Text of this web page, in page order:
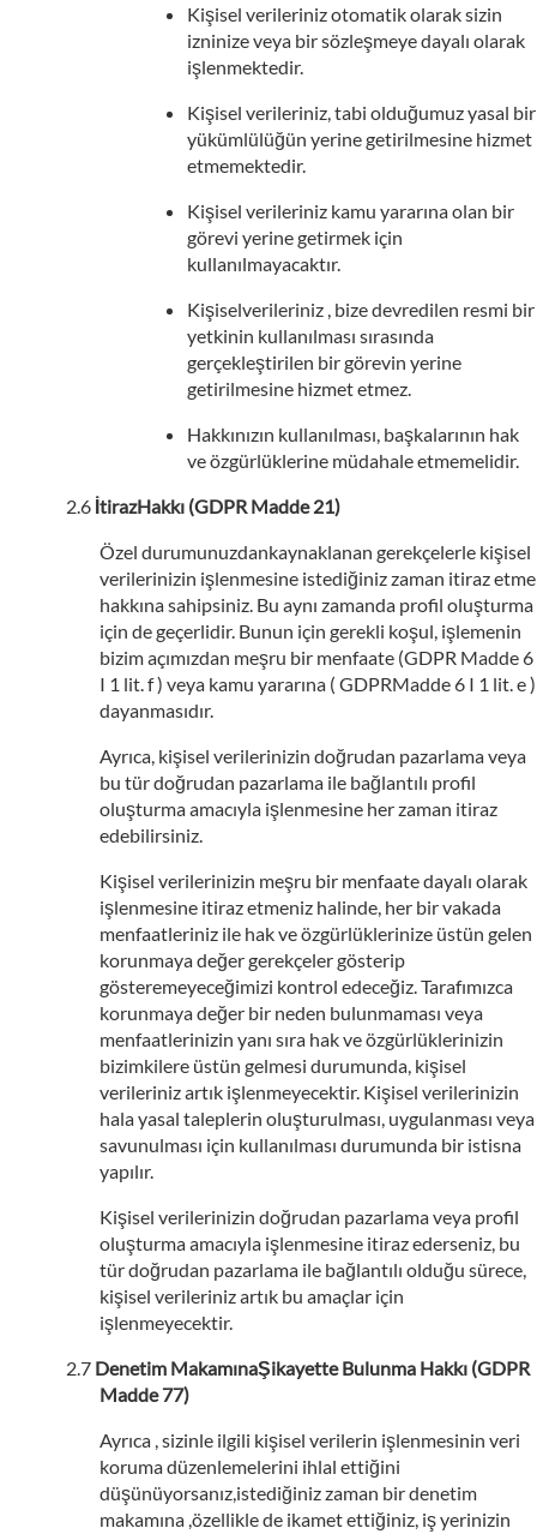
Kişisel verileriniz otomatik olarak sizin
izninize veya bir sözleşmeye dayalı olarak
işlenmektedir.
Kişisel verileriniz, tabi olduğumuz yasal bir
yükümlülüğün yerine getirilmesine hizmet
etmemektedir.
Kişisel verileriniz kamu yararına olan bir
görevi yerine getirmek için
kullanılmayacaktır.
Kişiselverileriniz , bize devredilen resmi bir
yetkinin kullanılması sırasında
gerçekleştirilen bir görevin yerine
getirilmesine hizmet etmez.
Hakkınızın kullanılması, başkalarının hak
ve özgürlüklerine müdahale etmemelidir.
İtirazHakkı (GDPR Madde 21)
Özel durumunuzdankaynaklanan gerekçelerle kişisel
verilerinizin işlenmesine istediğiniz zaman itiraz etme
hakkına sahipsiniz. Bu aynı zamanda profil oluşturma
için de geçerlidir. Bunun için gerekli koşul, işlemenin
bizim açımızdan meşru bir menfaate (GDPR Madde 6
I 1 lit. f ) veya kamu yararına ( GDPRMadde 6 I 1 lit. e )
dayanmasıdır.
Ayrıca, kişisel verilerinizin doğrudan pazarlama veya
bu tür doğrudan pazarlama ile bağlantılı profil
oluşturma amacıyla işlenmesine her zaman itiraz
edebilirsiniz.
Kişisel verilerinizin meşru bir menfaate dayalı olarak
işlenmesine itiraz etmeniz halinde, her bir vakada
menfaatleriniz ile hak ve özgürlüklerinize üstün gelen
korunmaya değer gerekçeler gösterip
gösteremeyeceğimizi kontrol edeceğiz. Tarafımızca
korunmaya değer bir neden bulunmaması veya
menfaatlerinizin yanı sıra hak ve özgürlüklerinizin
bizimkilere üstün gelmesi durumunda, kişisel
verileriniz artık işlenmeyecektir. Kişisel verilerinizin
hala yasal taleplerin oluşturulması, uygulanması veya
savunulması için kullanılması durumunda bir istisna
yapılır.
Kişisel verilerinizin doğrudan pazarlama veya profil
oluşturma amacıyla işlenmesine itiraz ederseniz, bu
tür doğrudan pazarlama ile bağlantılı olduğu sürece,
kişisel verileriniz artık bu amaçlar için
işlenmeyecektir.
Denetim MakamınaŞikayette Bulunma Hakkı (GDPR
Madde 77)
Ayrıca , sizinle ilgili kişisel verilerin işlenmesinin veri
koruma düzenlemelerini ihlal ettiğini
düşünüyorsanız,istediğiniz zaman bir denetim
makamına ,özellikle de ikamet ettiğiniz, iş yerinizin